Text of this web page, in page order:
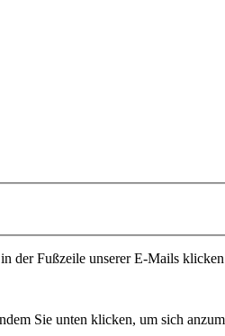
der Fußzeile unserer E-Mails
Sie unten klicken, um sich